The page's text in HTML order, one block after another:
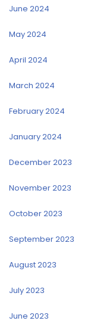
June 2024
May 2024
April 2024
March 2024
February 2024
January 2024
December 2023
November 2023
October 2023
September 2023
August 2023
July 2023
June 2023